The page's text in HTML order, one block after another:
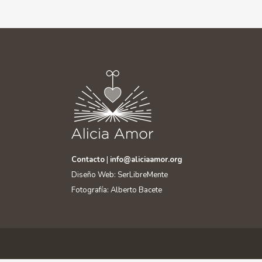
Contacto| info@aliciaamor.org
Diseño Web: SerLibreMente
Fotografía: Alberto Bacete